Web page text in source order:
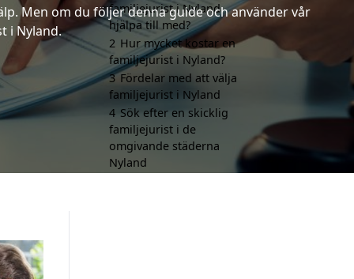
Men om du följer denna guide och använder vår
i Nyland.
familjejurist i Nyland
hjälpa till med?
2 Hur mycket kostar en
familjejurist i Nyland?
3 Fördelar med att välja
familjejurist i Nyland
4 Sök efter en skicklig
familjejurist i de
omgivande städerna
Nyland